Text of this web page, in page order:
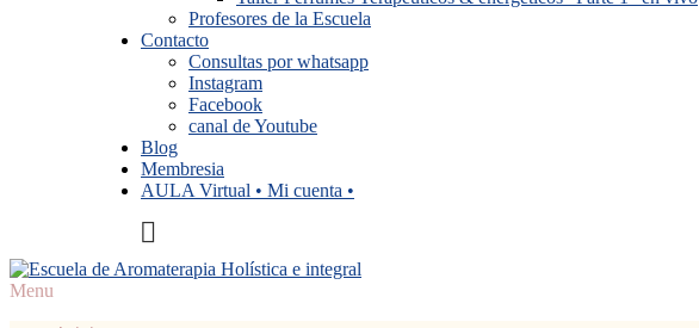
Profesores de la Escuela
Contacto
Consultas por whatsapp
Instagram
Facebook
canal de Youtube
Blog
Membresia
AULA Virtual • Mi cuenta •
Menu